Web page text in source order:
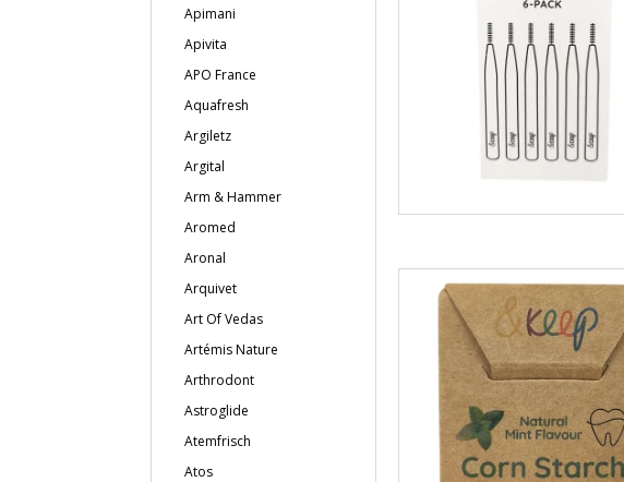
Apimani
Apivita
APO France
Aquafresh
Argiletz
Argital
Arm & Hammer
Aromed
Aronal
Arquivet
Art Of Vedas
Artémis Nature
Arthrodont
Astroglide
Atemfrisch
Atos